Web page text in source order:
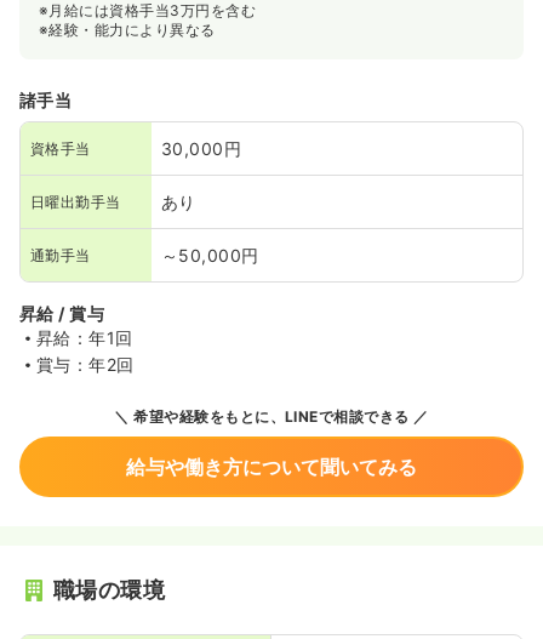
※月給には資格手当3万円を含む
※経験・能力により異なる
諸手当
資格手当 30,000円
日曜出勤手当 あり
通勤手当 ～50,000円
昇給 / 賞与
昇給：年1回
賞与：年2回
希望や経験をもとに、LINEで相談できる
給与や働き方について聞いてみる
職場の環境